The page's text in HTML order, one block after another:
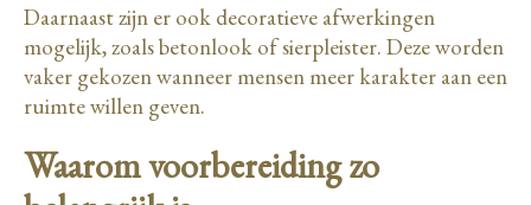
Daarnaast zijn er ook decoratieve afwerkingen
mogelijk, zoals betonlook of sierpleister. Deze worden
vaker gekozen wanneer mensen meer karakter aan een
ruimte willen geven.
Waarom voorbereiding zo